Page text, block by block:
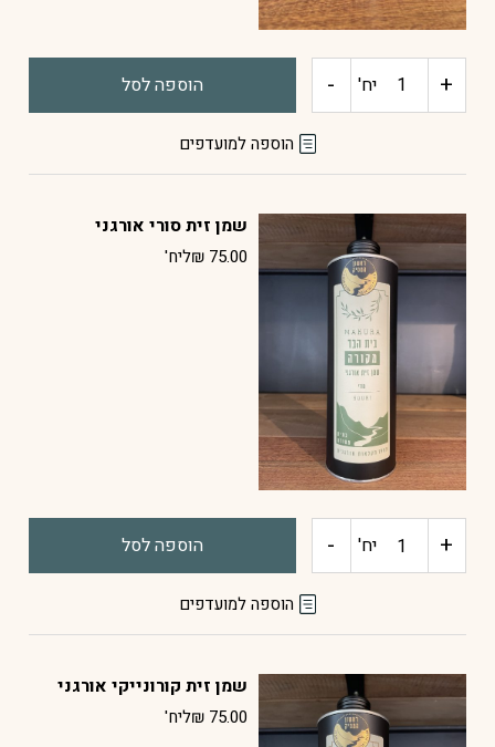
+ כמות
קסם
יח' - הוספה לסל
הוספה למועדפים
שמן זית סורי אורגני
₪ 75.00 ליח'
+ כמות
זית
יח' - הוספה לסל
הוספה למועדפים
שמן זית קורונייקי אורגני
₪ 75.00 ליח'